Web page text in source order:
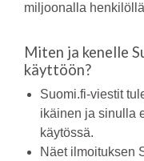
miljoonalla
Miten ja kenelle
käyttöön?
Suomi.fi-viestit
ikäinen ja sinulla
käytössä.
Näet ilmoituksen